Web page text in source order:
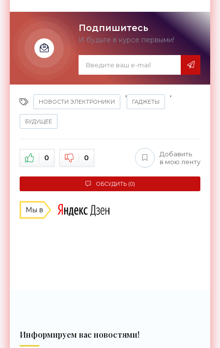
Подпишитесь
И будьте в курсе первыми!
НОВОСТИ ЭЛЕКТРОНИКИ
,
ГАДЖЕТЫ
,
БУДУЩЕЕ
0 0
Добавить
в мою ленту
ОБСУДИТЬ (0)
Мы в
Информируем вас новостями!